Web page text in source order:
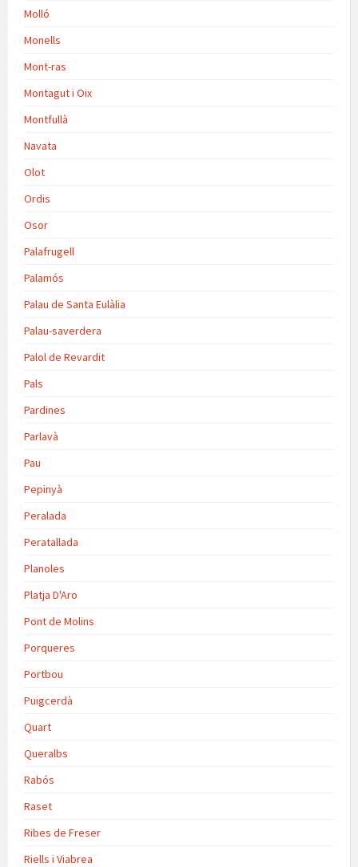
Molló
Monells
Mont-ras
Montagut i Oix
Montfullà
Navata
Olot
Ordis
Osor
Palafrugell
Palamós
Palau de Santa Eulàlia
Palau-saverdera
Palol de Revardit
Pals
Pardines
Parlavà
Pau
Pepinyà
Peralada
Peratallada
Planoles
Platja D'Aro
Pont de Molins
Porqueres
Portbou
Puigcerdà
Quart
Queralbs
Rabós
Raset
Ribes de Freser
Riells i Viabrea